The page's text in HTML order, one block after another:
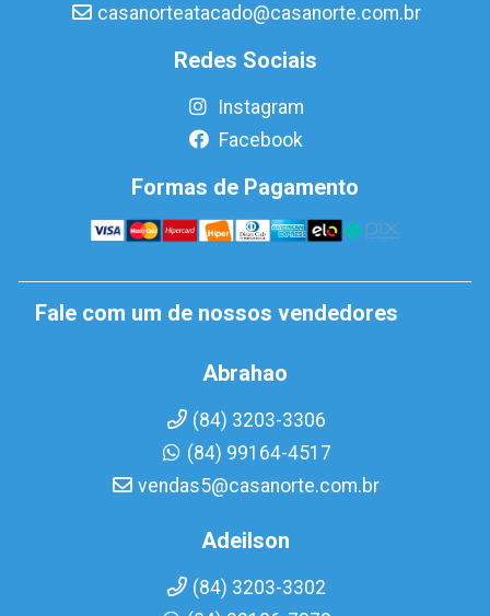
casanorteatacado@casanorte.com.br
Redes Sociais
Instagram
Facebook
Formas de Pagamento
Fale com um de nossos vendedores
Abrahao
(84) 3203-3306
(84) 99164-4517
vendas5@casanorte.com.br
Adeilson
(84) 3203-3302